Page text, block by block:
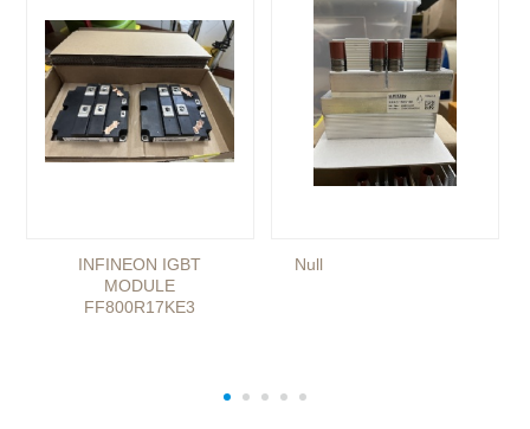
INFINEON IGBT
MODULE
FF800R17KE3
Null